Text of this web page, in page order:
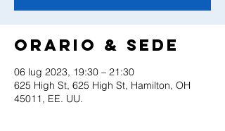
Orario & Sede
06 lug 2023, 19:30 – 21:30
625 High St, 625 High St, Hamilton, OH
45011, EE. UU.